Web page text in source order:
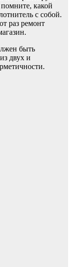
какой
с собой.
раз ремонт
быть
двух и